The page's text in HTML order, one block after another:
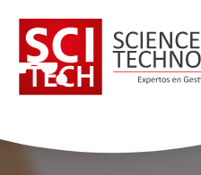
Acerca de Scitech
Nuestros Servicios